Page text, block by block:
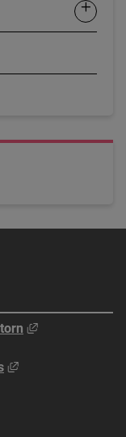
Länk till annan
Länk till annan